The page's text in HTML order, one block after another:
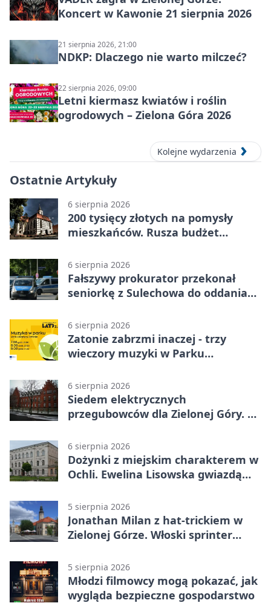
Koncert w Kawonie 21 sierpnia 2026
21 sierpnia 2026, 21:00
NDKP: Dlaczego nie warto milczeć?
22 sierpnia 2026, 09:00
Letni kiermasz kwiatów i roślin
ogrodowych – Zielona Góra 2026
Kolejne wydarzenia
Ostatnie Artykuły
6 sierpnia 2026
200 tysięcy złotych na pomysły
mieszkańców. Rusza budżet
6 sierpnia 2026
Fałszywy prokurator przekonał
seniorkę z Sulechowa do oddania
6 sierpnia 2026
Zatonie zabrzmi inaczej - trzy
wieczory muzyki w Parku
6 sierpnia 2026
Siedem elektrycznych
przegubowców dla Zielonej Góry. To
6 sierpnia 2026
Dożynki z miejskim charakterem w
Ochli. Ewelina Lisowska gwiazdą
5 sierpnia 2026
Jonathan Milan z hat-trickiem w
Zielonej Górze. Włoski sprinter
5 sierpnia 2026
Młodzi filmowcy mogą pokazać, jak
wygląda bezpieczne gospodarstwo